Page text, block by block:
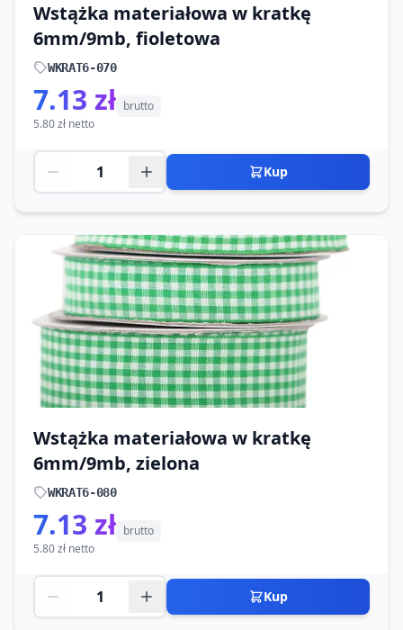
Wstążka materiałowa w kratkę
6mm/9mb, fioletowa
WKRAT6-070
7.13 zł brutto
5.80 zł netto
Kup
Wstążka materiałowa w kratkę
6mm/9mb, zielona
WKRAT6-080
7.13 zł brutto
5.80 zł netto
Kup